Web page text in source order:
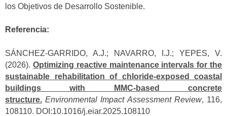
los Objetivos de Desarrollo Sostenible.
Referencia:
SÁNCHEZ-GARRIDO, A.J.; NAVARRO, I.J.; YEPES, V.
(2026). Optimizing reactive maintenance intervals for the
sustainable rehabilitation of chloride-exposed coastal
buildings with MMC-based concrete
structure. Environmental Impact Assessment Review, 116,
108110. DOI:10.1016/j.eiar.2025.108110